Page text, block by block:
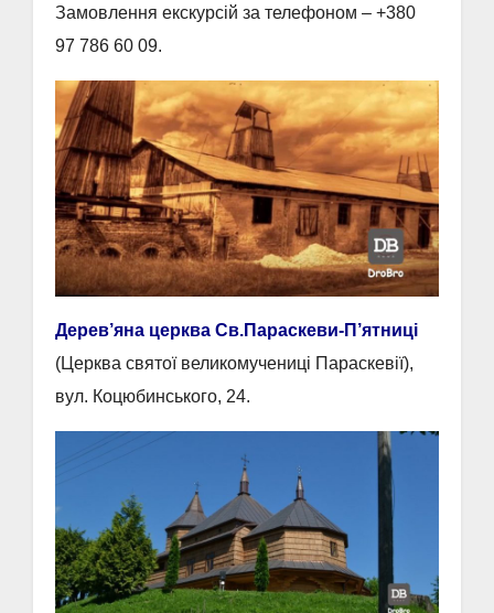
Замовлення екскурсій за телефоном – +380
97 786 60 09.
Дерев’яна церква Св.Параскеви-П’ятниці
(Церква святої великомучениці Параскевії),
вул. Коцюбинського, 24.